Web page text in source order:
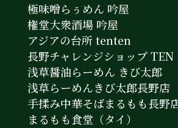
極味噌らぅめん 吟屋
権堂大衆酒場 吟屋
アジアの台所 tenten
長野チャレンジショップ TEN
浅草醤油らーめん きび太郎
浅草らーめんきび太郎長野店
手揉み中華そばまるもも長野
まるもも食堂（タイ）